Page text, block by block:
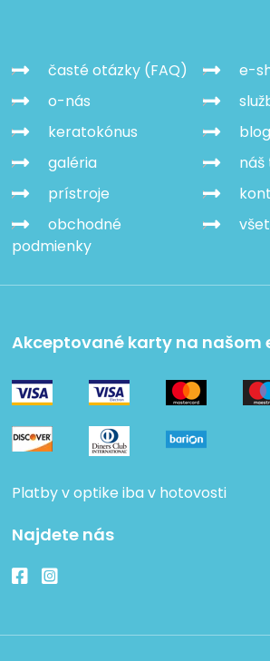
časté otázky (FAQ)
e-
o-nás
keratokónus
blog
galéria
prístroje
obchodné
podmienky
Akceptované karty na našom
Platby v optike iba v hotovosti
Najdete nás